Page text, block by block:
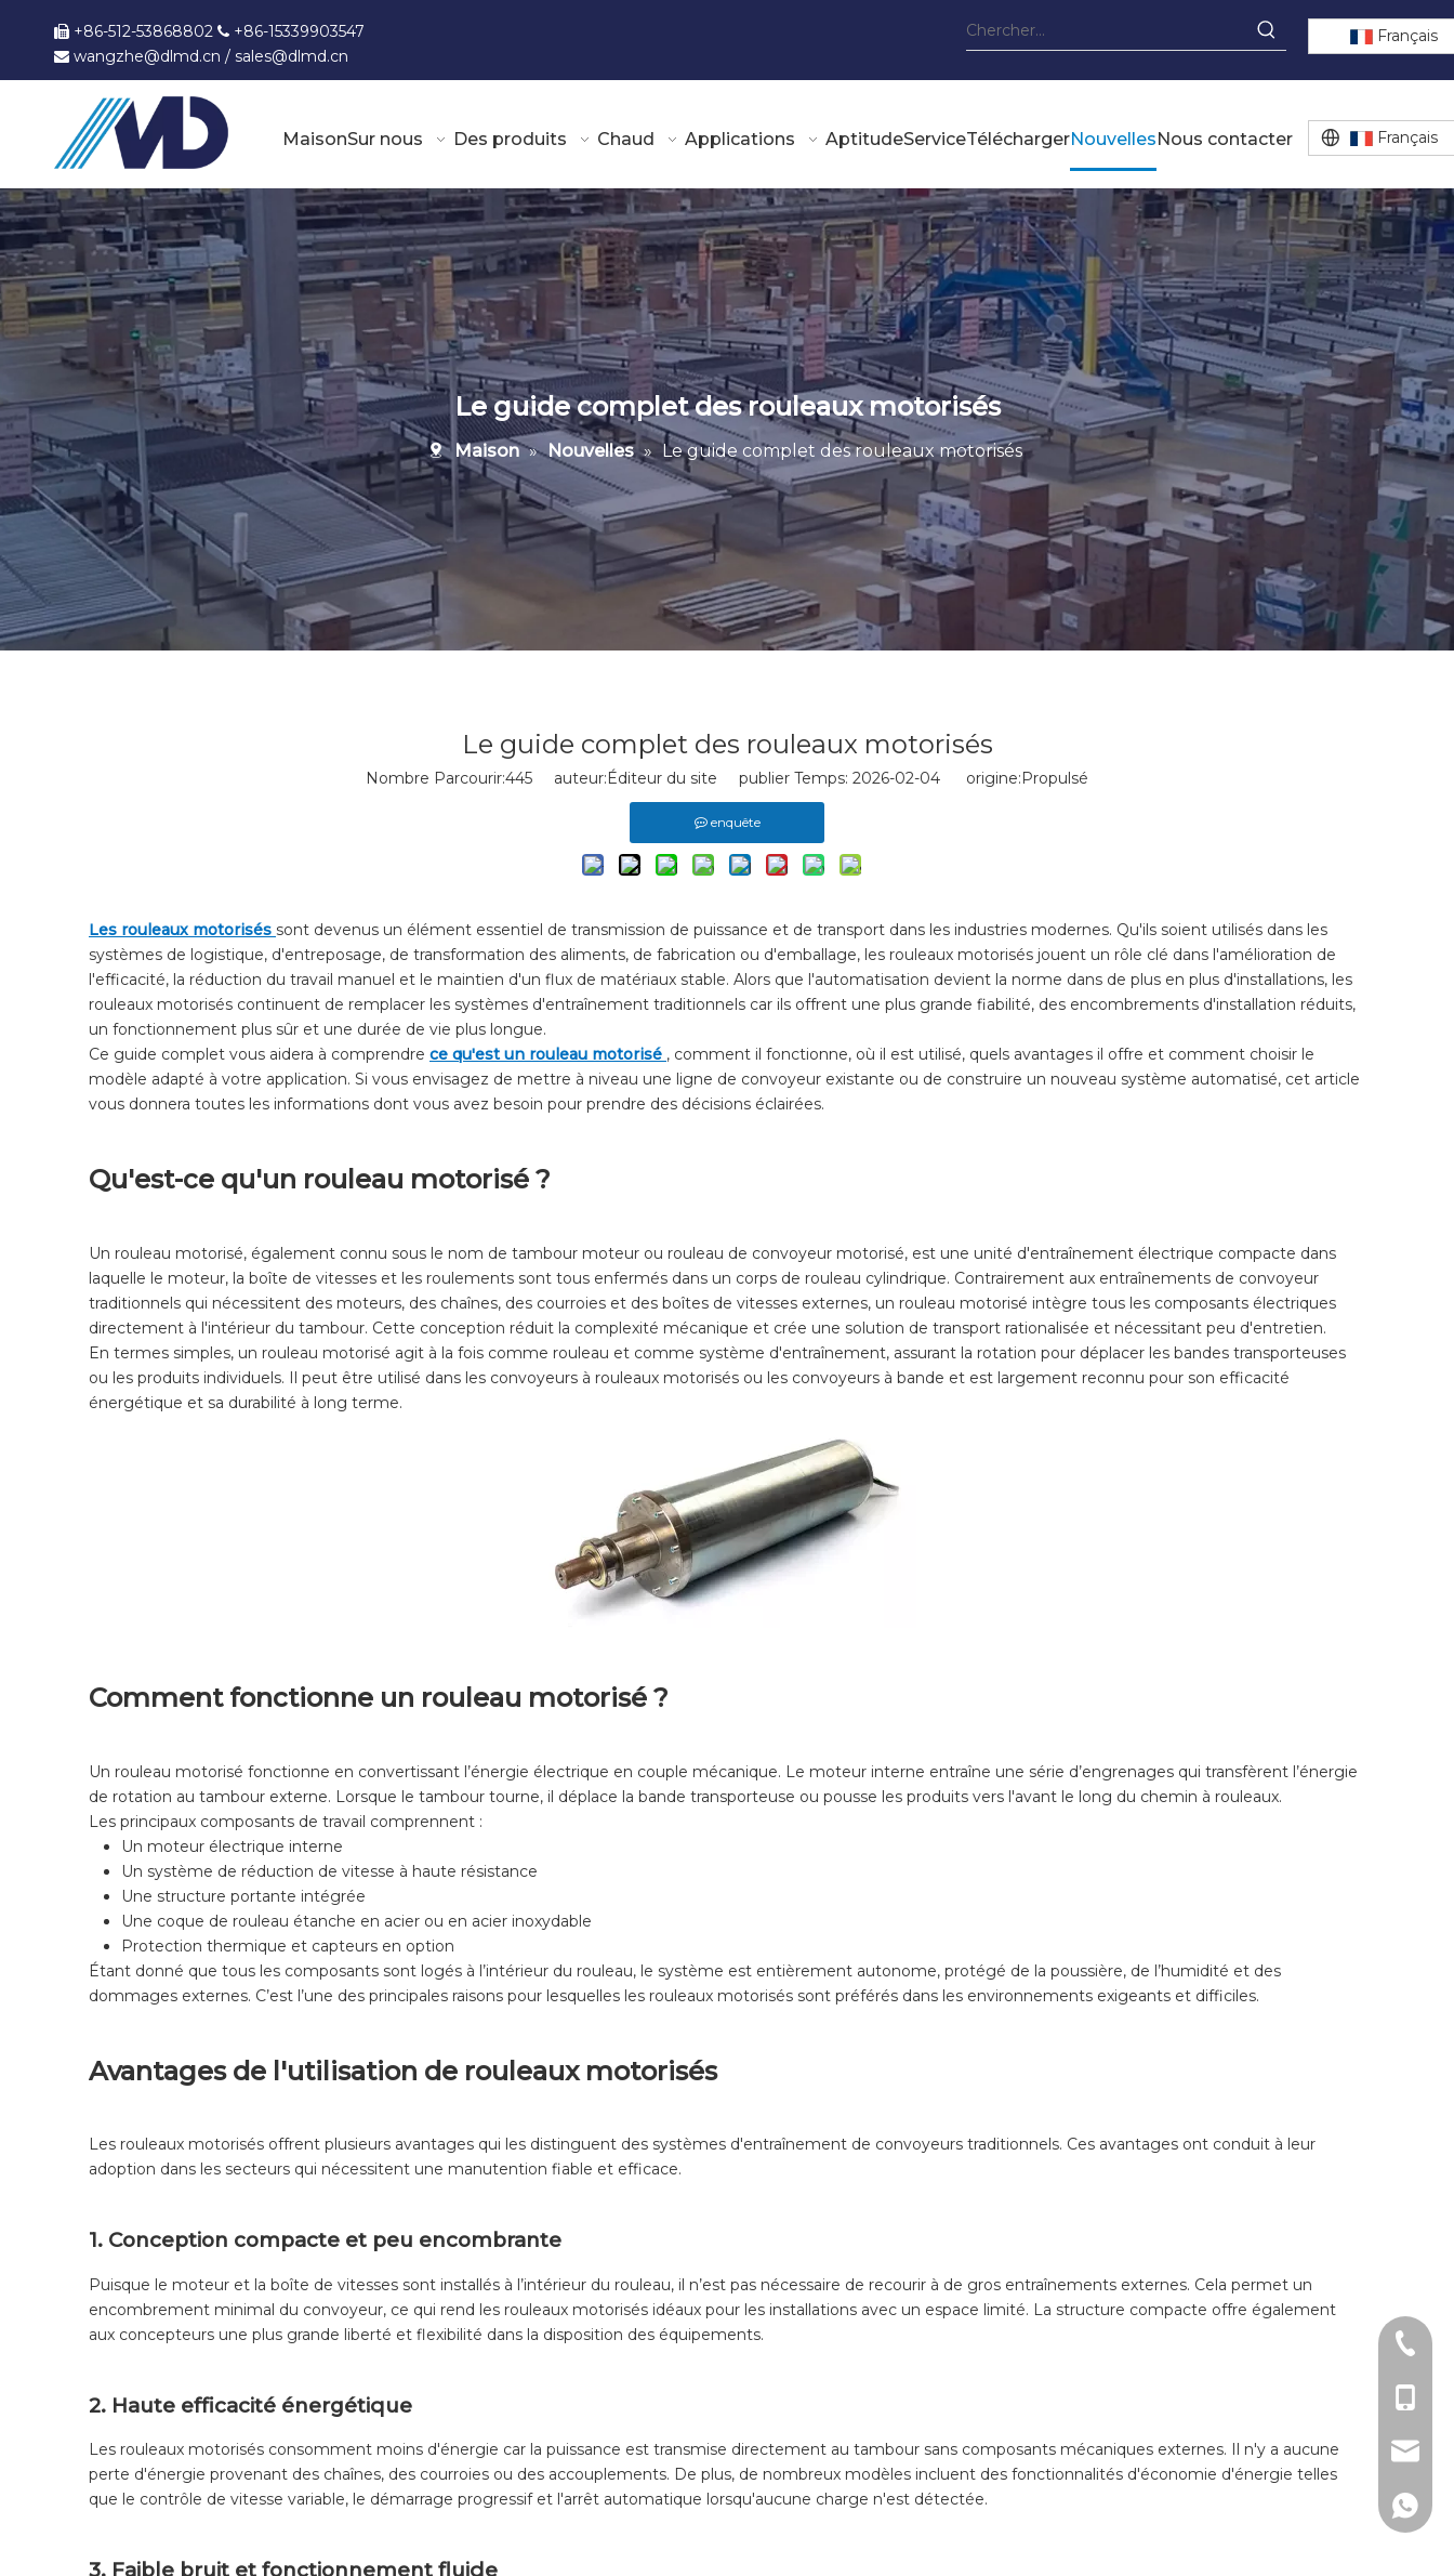
 +86-512-53868802  +86-15339903547
 wangzhe@dlmd.cn / sales@dlmd.cn
Français
MaisonSur nous Des produits Chaud Applications AptitudeServiceTéléchargerNouvellesNous contacter Français
Le guide complet des rouleaux motorisés
Maison » Nouvelles » Le guide complet des rouleaux motorisés
Le guide complet des rouleaux motorisés
Nombre Parcourir:445 auteur:Éditeur du site publier Temps: 2026-02-04 origine:Propulsé
enquête
Les rouleaux motorisés sont devenus un élément essentiel de transmission de puissance et de transport dans les industries modernes. Qu'ils soient utilisés dans les
systèmes de logistique, d'entreposage, de transformation des aliments, de fabrication ou d'emballage, les rouleaux motorisés jouent un rôle clé dans l'amélioration de
l'efficacité, la réduction du travail manuel et le maintien d'un flux de matériaux stable. Alors que l'automatisation devient la norme dans de plus en plus d'installations, les
rouleaux motorisés continuent de remplacer les systèmes d'entraînement traditionnels car ils offrent une plus grande fiabilité, des encombrements d'installation réduits,
un fonctionnement plus sûr et une durée de vie plus longue.
Ce guide complet vous aidera à comprendre ce qu'est un rouleau motorisé , comment il fonctionne, où il est utilisé, quels avantages il offre et comment choisir le
modèle adapté à votre application. Si vous envisagez de mettre à niveau une ligne de convoyeur existante ou de construire un nouveau système automatisé, cet article
vous donnera toutes les informations dont vous avez besoin pour prendre des décisions éclairées.
Qu'est-ce qu'un rouleau motorisé ?
Un rouleau motorisé, également connu sous le nom de tambour moteur ou rouleau de convoyeur motorisé, est une unité d'entraînement électrique compacte dans
laquelle le moteur, la boîte de vitesses et les roulements sont tous enfermés dans un corps de rouleau cylindrique. Contrairement aux entraînements de convoyeur
traditionnels qui nécessitent des moteurs, des chaînes, des courroies et des boîtes de vitesses externes, un rouleau motorisé intègre tous les composants électriques
directement à l'intérieur du tambour. Cette conception réduit la complexité mécanique et crée une solution de transport rationalisée et nécessitant peu d'entretien.
En termes simples, un rouleau motorisé agit à la fois comme rouleau et comme système d'entraînement, assurant la rotation pour déplacer les bandes transporteuses
ou les produits individuels. Il peut être utilisé dans les convoyeurs à rouleaux motorisés ou les convoyeurs à bande et est largement reconnu pour son efficacité
énergétique et sa durabilité à long terme.
Comment fonctionne un rouleau motorisé ?
Un rouleau motorisé fonctionne en convertissant l’énergie électrique en couple mécanique. Le moteur interne entraîne une série d’engrenages qui transfèrent l’énergie
de rotation au tambour externe. Lorsque le tambour tourne, il déplace la bande transporteuse ou pousse les produits vers l'avant le long du chemin à rouleaux.
Les principaux composants de travail comprennent :
Un moteur électrique interne
Un système de réduction de vitesse à haute résistance
Une structure portante intégrée
Une coque de rouleau étanche en acier ou en acier inoxydable
Protection thermique et capteurs en option
Étant donné que tous les composants sont logés à l’intérieur du rouleau, le système est entièrement autonome, protégé de la poussière, de l’humidité et des
dommages externes. C’est l’une des principales raisons pour lesquelles les rouleaux motorisés sont préférés dans les environnements exigeants et difficiles.
Avantages de l'utilisation de rouleaux motorisés
Les rouleaux motorisés offrent plusieurs avantages qui les distinguent des systèmes d'entraînement de convoyeurs traditionnels. Ces avantages ont conduit à leur
adoption dans les secteurs qui nécessitent une manutention fiable et efficace.
1. Conception compacte et peu encombrante
Puisque le moteur et la boîte de vitesses sont installés à l’intérieur du rouleau, il n’est pas nécessaire de recourir à de gros entraînements externes. Cela permet un
encombrement minimal du convoyeur, ce qui rend les rouleaux motorisés idéaux pour les installations avec un espace limité. La structure compacte offre également
aux concepteurs une plus grande liberté et flexibilité dans la disposition des équipements.
2. Haute efficacité énergétique
Les rouleaux motorisés consomment moins d'énergie car la puissance est transmise directement au tambour sans composants mécaniques externes. Il n'y a aucune
perte d'énergie provenant des chaînes, des courroies ou des accouplements. De plus, de nombreux modèles incluent des fonctionnalités d'économie d'énergie telles
que le contrôle de vitesse variable, le démarrage progressif et l'arrêt automatique lorsqu'aucune charge n'est détectée.
3. Faible bruit et fonctionnement fluide
+ 86-